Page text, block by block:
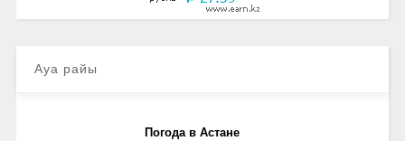
Ауа райы
Погода в Астане